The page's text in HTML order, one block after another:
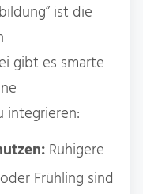
ist die
gibt es smarte
integrieren:
Ruhigere
Frühling sind